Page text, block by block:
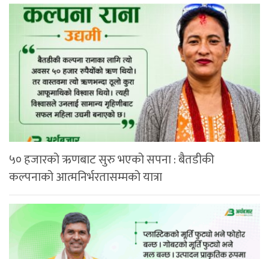
५० हजारको ऋणबाट सुरु भएको सपना : बैतडीकी
कल्पनाको आत्मनिर्भरतासम्मको यात्रा